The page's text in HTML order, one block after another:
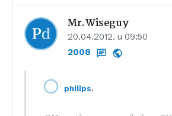
Mr.Wiseguy
20.04.2012. u 09:50
2008
philips,